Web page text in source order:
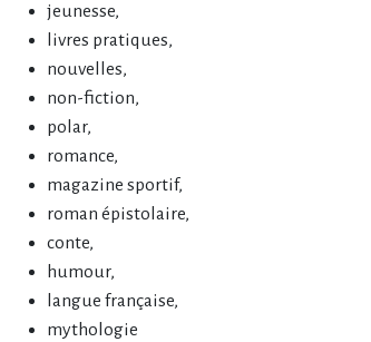
jeunesse,
livres pratiques,
nouvelles,
non-fiction,
polar,
romance,
magazine sportif,
roman épistolaire,
conte,
humour,
langue française,
mythologie